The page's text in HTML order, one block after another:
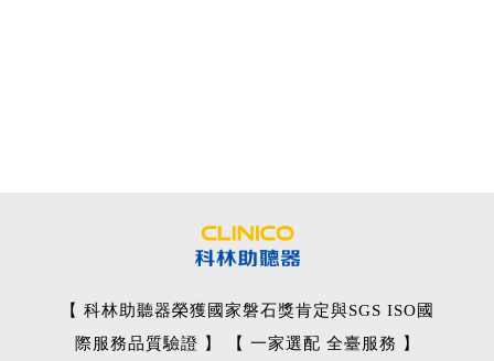
【 科林助聽器榮獲國家磐石獎肯定與SGS ISO國
際服務品質驗證 】 【 一家選配 全臺服務 】